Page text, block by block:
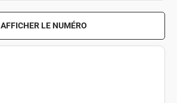
AFFICHER LE NUMÉRO